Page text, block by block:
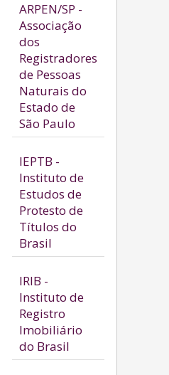
ARPEN/SP -
Associação
dos
Registradores
de Pessoas
Naturais do
Estado de
São Paulo
IEPTB -
Instituto de
Estudos de
Protesto de
Títulos do
Brasil
IRIB -
Instituto de
Registro
Imobiliário
do Brasil